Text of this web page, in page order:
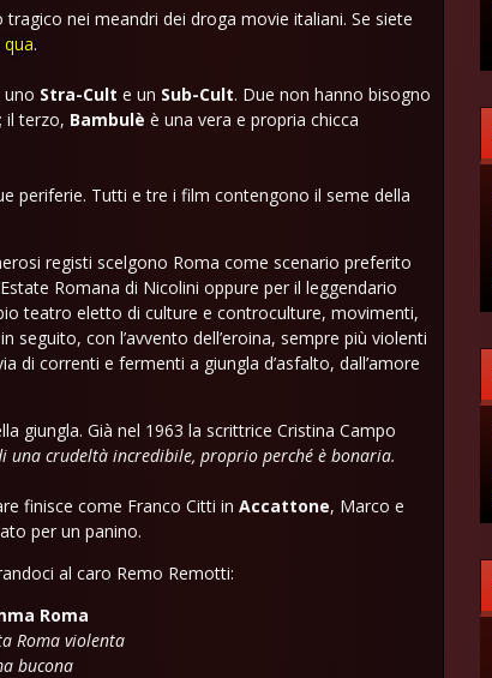
tragico nei meandri dei droga movie italiani. Se siete
qua.
uno Stra-Cult e un Sub-Cult. Due non hanno bisogno
; il terzo, Bambulè è una vera e propria chicca
periferie. Tutti e tre i film contengono il seme della
registi scelgono Roma come scenario preferito
Romana di Nicolini oppure per il leggendario
teatro eletto di culture e controculture, movimenti,
con l’avvento dell’eroina, sempre più violenti
di correnti e fermenti a giungla d’asfalto, dall’amore
giungla. Già nel 1963 la scrittrice Cristina Campo
una crudeltà incredibile, proprio perché è bonaria.
finisce come Franco Citti in Accattone, Marco e
per un panino.
al caro Remo Remotti:
Roma
Roma violenta
bucona